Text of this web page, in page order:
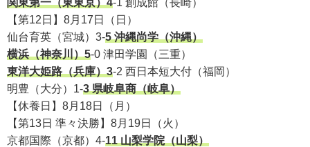
【第12日】8月17日（日）
仙台育英（宮城）3-5 沖縄尚学（沖縄）
横浜（神奈川）5-0 津田学園（三重）
東洋大姫路（兵庫）3-2 西日本短大付（福岡）
明豊（大分）1-3 県岐阜商（岐阜）
【休養日】8月18日（月）
【第13日 準々決勝】8月19日（火）
京都国際（京都）4-11 山梨学院（山梨）